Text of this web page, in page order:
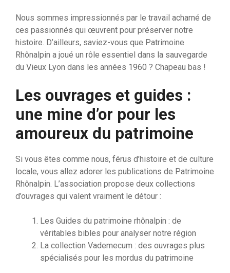
Nous sommes impressionnés par le travail acharné de
ces passionnés qui œuvrent pour préserver notre
histoire. D’ailleurs, saviez-vous que Patrimoine
Rhônalpin a joué un rôle essentiel dans la sauvegarde
du Vieux Lyon dans les années 1960 ? Chapeau bas !
Les ouvrages et guides :
une mine d’or pour les
amoureux du patrimoine
Si vous êtes comme nous, férus d’histoire et de culture
locale, vous allez adorer les publications de Patrimoine
Rhônalpin. L’association propose deux collections
d’ouvrages qui valent vraiment le détour :
Les Guides du patrimoine rhônalpin : de
véritables bibles pour analyser notre région
La collection Vademecum : des ouvrages plus
spécialisés pour les mordus du patrimoine